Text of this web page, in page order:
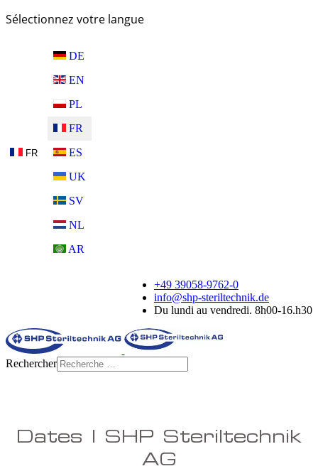
Sélectionnez votre langue
FR
DE
EN
PL
FR
ES
UK
SV
NL
AR
+49 39058-9762-0
info@shp-steriltechnik.de
Du lundi au vendredi. 8h00-16.h30
Rechercher
Dates | SHP Steriltechnik
AG